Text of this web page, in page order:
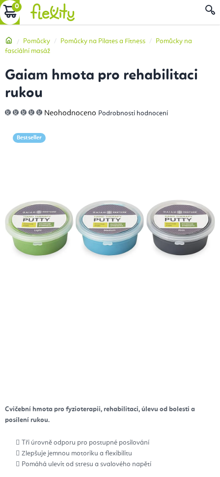
Přejít
na
NÁKUPNÍ
DomůPomůcky Pomůcky na Pilates a Fitness
Pomůcky na
fasciální masáž
Cvičební hmota pro fyzioterapii, rehabilitaci, úlevu od bolesti a
posílení rukou.
Tři úrovně odporu pro postupné posilování
Zlepšuje jemnou motoriku a flexibilitu
Pomáhá ulevit od stresu a svalového napětí
Gaiam hmota pro rehabilitaci
rukou
Průměrné
hodnocení
0,0
z
Neohodnoceno Podrobnosti hodnocení
Bestseller